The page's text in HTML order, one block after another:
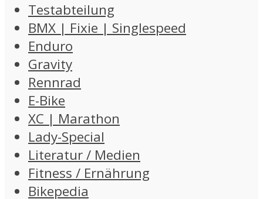
Testabteilung
BMX | Fixie | Singlespeed
Enduro
Gravity
Rennrad
E-Bike
XC | Marathon
Lady-Special
Literatur / Medien
Fitness / Ernährung
Bikepedia